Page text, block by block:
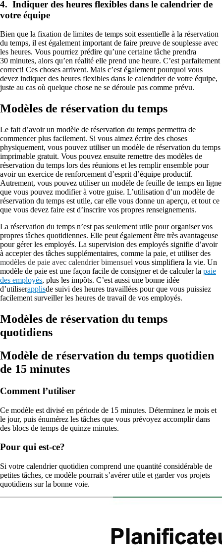
4. Indiquer des heures flexibles dans le calendrier de
votre équipe
Bien que la fixation de limites de temps soit essentielle à la réservation
du temps, il est également important de faire preuve de souplesse avec
les heures. Vous pourriez prédire qu’une certaine tâche prendra
30 minutes, alors qu’en réalité elle prend une heure. C’est parfaitement
correct! Ces choses arrivent. Mais c’est également pourquoi vous
devez indiquer des heures flexibles dans le calendrier de votre équipe,
juste au cas où quelque chose ne se déroule pas comme prévu.
Modèles de réservation du temps
Le fait d’avoir un modèle de réservation du temps permettra de
commencer plus facilement. Si vous aimez écrire des choses
physiquement, vous pouvez utiliser un modèle de réservation du temps
imprimable gratuit. Vous pouvez ensuite remettre des modèles de
réservation du temps lors des réunions et les remplir ensemble pour
avoir un exercice de renforcement d’esprit d’équipe productif.
Autrement, vous pouvez utiliser un modèle de feuille de temps en ligne
que vous pouvez modifier à votre guise. L’utilisation d’un modèle de
réservation du temps est utile, car elle vous donne un aperçu, et tout ce
que vous devez faire est d’inscrire vos propres renseignements.
La réservation du temps n’est pas seulement utile pour organiser vos
propres tâches quotidiennes. Elle peut également être très avantageuse
pour gérer les employés. La supervision des employés signifie d’avoir
à accepter des tâches supplémentaires, comme la paie, et utiliser des
modèles de paie avec calendrier bimensuel vous simplifiera la vie. Un
modèle de paie est une façon facile de consigner et de calculer la paie
des employés, plus les impôts. C’est aussi une bonne idée
d’utiliserapplisde suivi des heures travaillées pour que vous puissiez
facilement surveiller les heures de travail de vos employés.
Modèles de réservation du temps
quotidiens
Modèle de réservation du temps quotidien
de 15 minutes
Comment l’utiliser
Ce modèle est divisé en période de 15 minutes. Déterminez le mois et
le jour, puis énumérez les tâches que vous prévoyez accomplir dans
des blocs de temps de quinze minutes.
Pour qui est-ce?
Si votre calendrier quotidien comprend une quantité considérable de
petites tâches, ce modèle pourrait s’avérer utile et garder vos projets
quotidiens sur la bonne voie.